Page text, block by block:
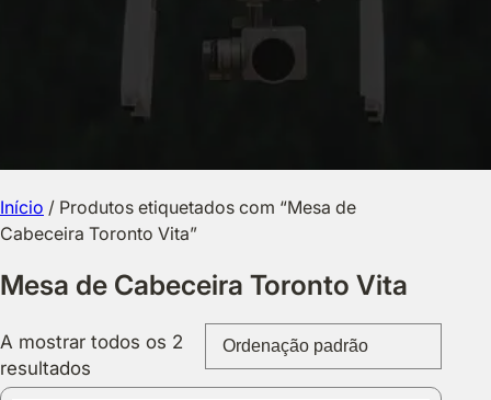
Início / Produtos etiquetados com “Mesa de
Cabeceira Toronto Vita”
Mesa de Cabeceira Toronto Vita
A mostrar todos os 2
resultados